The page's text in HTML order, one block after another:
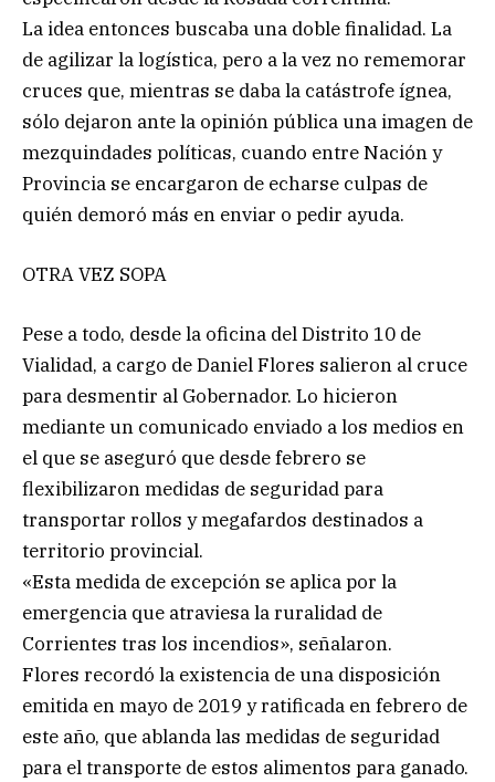
La idea entonces buscaba una doble finalidad. La
de agilizar la logística, pero a la vez no rememorar
cruces que, mientras se daba la catástrofe ígnea,
sólo dejaron ante la opinión pública una imagen de
mezquindades políticas, cuando entre Nación y
Provincia se encargaron de echarse culpas de
quién demoró más en enviar o pedir ayuda.
OTRA VEZ SOPA
Pese a todo, desde la oficina del Distrito 10 de
Vialidad, a cargo de Daniel Flores salieron al cruce
para desmentir al Gobernador. Lo hicieron
mediante un comunicado enviado a los medios en
el que se aseguró que desde febrero se
flexibilizaron medidas de seguridad para
transportar rollos y megafardos destinados a
territorio provincial.
«Esta medida de excepción se aplica por la
emergencia que atraviesa la ruralidad de
Corrientes tras los incendios», señalaron.
Flores recordó la existencia de una disposición
emitida en mayo de 2019 y ratificada en febrero de
este año, que ablanda las medidas de seguridad
para el transporte de estos alimentos para ganado.